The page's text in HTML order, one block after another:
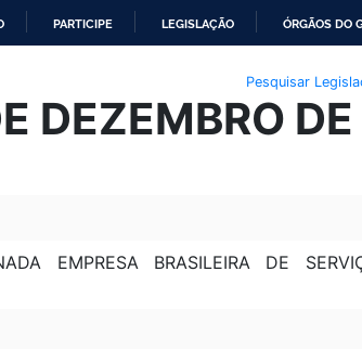
PARTICIPE LEGISLAÇÃO ÓRGÃOS DO
Pesquisar
DEZEMBRO
EMPRESA BRASILEIRA DE